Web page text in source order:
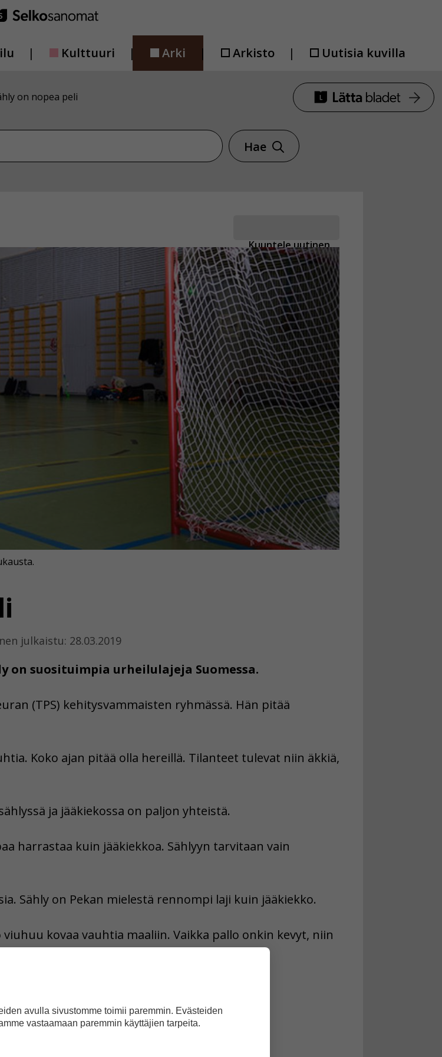
Kulttuuri Arki Arkisto Uutisia kuvilla
on nopea peli
Hae
Kuuntele uutinen
julkaistu: 28.03.2019
on suosituimpia urheilulajeja Suomessa.
(TPS) kehitysvammaisten ryhmässä. Hän pitää
Koko ajan pitää olla hereillä. Tilanteet tulevat niin äkkiä,
ja jääkiekossa on paljon yhteistä.
harrastaa kuin jääkiekkoa. Sählyyn tarvitaan vain
Sähly on Pekan mielestä rennompi laji kuin jääkiekko.
kovaa vauhtia maaliin. Vaikka pallo onkin kevyt, niin
avulla sivustomme toimii paremmin. Evästeiden
vastaamaan paremmin käyttäjien tarpeita.